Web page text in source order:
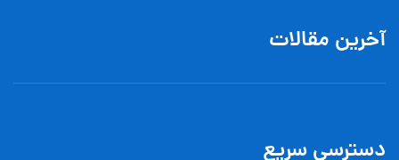
آخرین مقالات
دسترسی سریع